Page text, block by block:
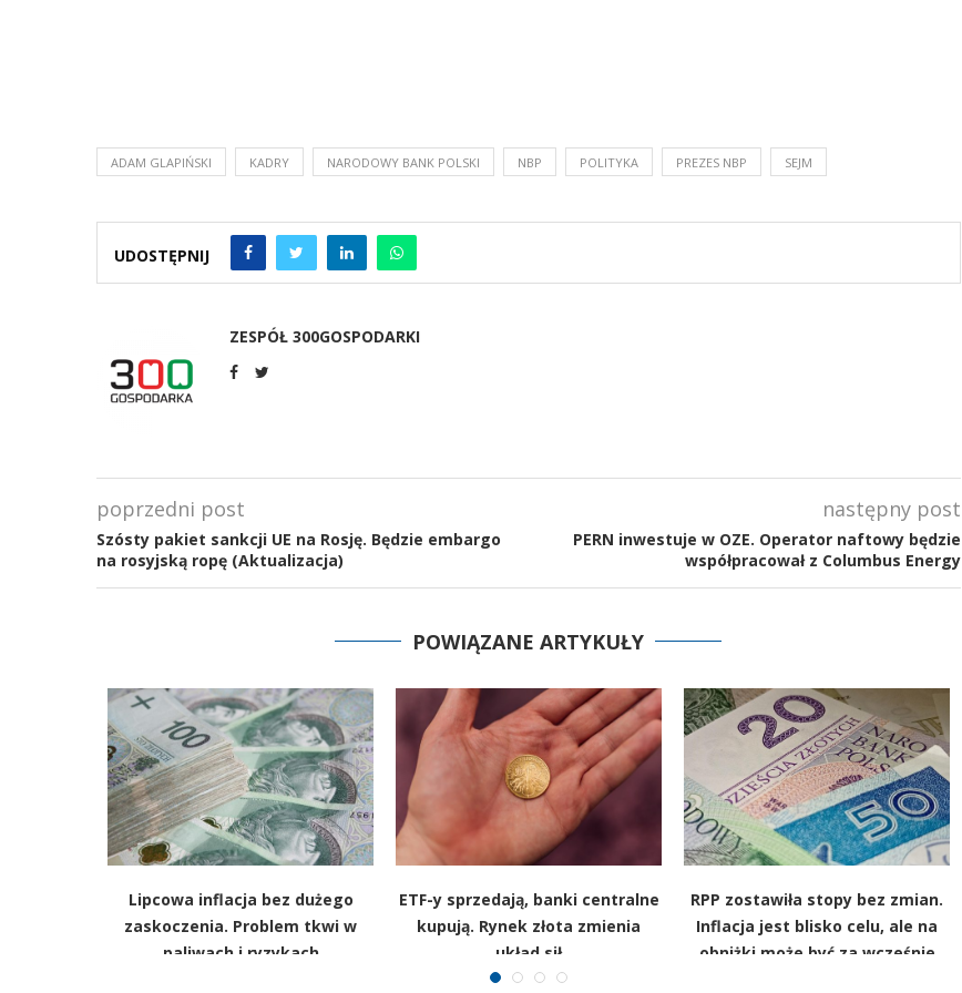
ADAM GLAPIŃSKI KADRY NARODOWY BANK POLSKI NBP POLITYKA PREZES NBP SEJM
UDOSTĘPNIJ
ZESPÓŁ 300GOSPODARKI
poprzedni post
Szósty pakiet sankcji UE na Rosję. Będzie embargo
na rosyjską ropę (Aktualizacja)
następny post
PERN inwestuje w OZE. Operator naftowy będzie
współpracował z Columbus Energy
POWIĄZANE ARTYKUŁY
Lipcowa inflacja bez dużego
zaskoczenia. Problem tkwi w
paliwach i ryzykach
ETF-y sprzedają, banki centralne
kupują. Rynek złota zmienia
układ sił
RPP zostawiła stopy bez zmian.
Inflacja jest blisko celu, ale na
obniżki może być za wcześnie